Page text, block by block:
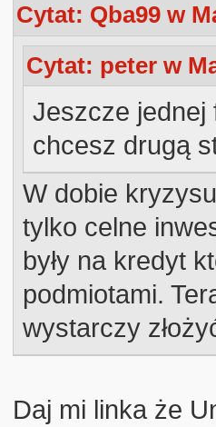
Cytat: Qba99 w
Cytat: peter w
Jeszcze jednej
chcesz drugą
W dobie
tylko celne
były na kredyt
podmiotami.
wystarczy
Daj mi linka że